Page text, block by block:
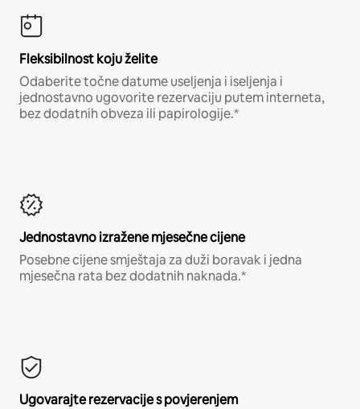
Fleksibilnost koju želite
Odaberite točne datume useljenja i iseljenja i
jednostavno ugovorite rezervaciju putem interneta,
bez dodatnih obveza ili papirologije.*
Jednostavno izražene mjesečne cijene
Posebne cijene smještaja za duži boravak i jedna
mjesečna rata bez dodatnih naknada.*
Ugovarajte rezervacije s povjerenjem